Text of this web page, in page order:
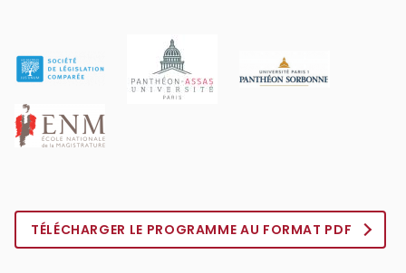
TÉLÉCHARGER LE PROGRAMME AU FORMAT PDF